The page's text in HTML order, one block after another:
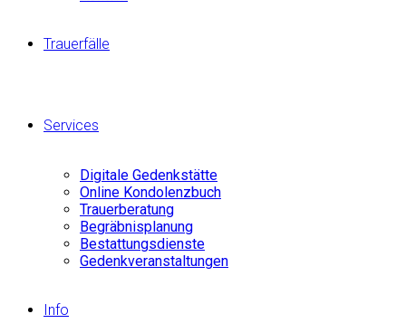
Trauerfälle
Services
Digitale Gedenkstätte
Online Kondolenzbuch
Trauerberatung
Begräbnisplanung
Bestattungsdienste
Gedenkveranstaltungen
Info